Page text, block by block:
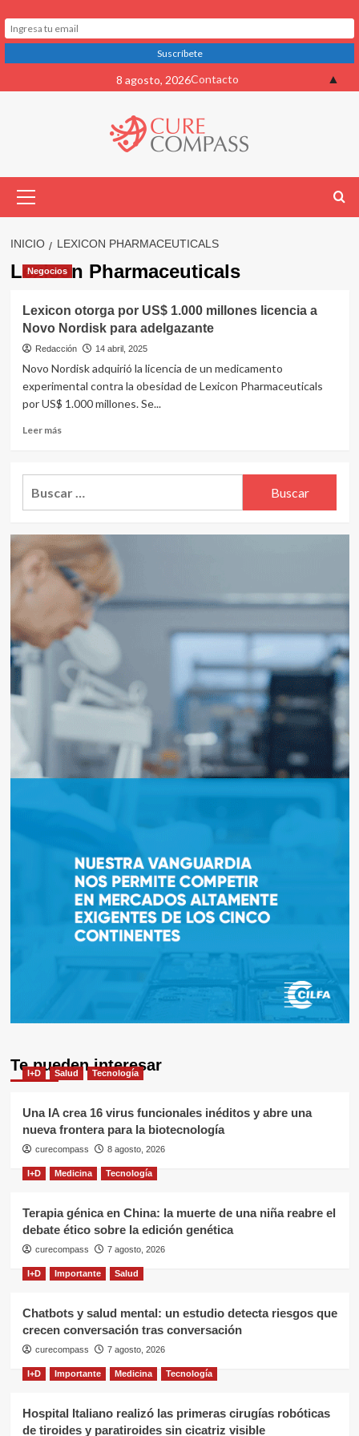
al
8 agosto, 2026Contacto
primario
INICIO LEXICON PHARMACEUTICALS
Lexicon Pharmaceuticals
Negocios
Lexicon otorga por US$ 1.000 millones licencia a
Novo Nordisk para adelgazante
Redacción 14 abril, 2025
Novo Nordisk adquirió la licencia de un medicamento
experimental contra la obesidad de Lexicon Pharmaceuticals
por US$ 1.000 millones. Se...
Leer másLeer
Lexicon
otorga
1.000
millones
licencia
a
Novo
Nordisk
para
adelgazante
Te pueden interesar
I+D Salud Tecnología
Una IA crea 16 virus funcionales inéditos y abre una
nueva frontera para la biotecnología
curecompass 8 agosto, 2026
I+D Medicina Tecnología
Terapia génica en China: la muerte de una niña reabre el
debate ético sobre la edición genética
curecompass 7 agosto, 2026
I+D Importante Salud
Chatbots y salud mental: un estudio detecta riesgos que
crecen conversación tras conversación
curecompass 7 agosto, 2026
I+D Importante Medicina Tecnología
Hospital Italiano realizó las primeras cirugías robóticas
de tiroides y paratiroides sin cicatriz visible
▲